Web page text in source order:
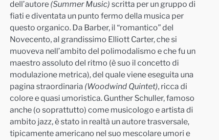
dell’autore (Summer Music) scritta per un gruppo di
fiati e diventata un punto fermo della musica per
questo organico. Da Barber, il “romantico” del
Novecento, al grandissimo Elliott Carter, che si
muoveva nell’ambito del polimodalismo e che fu un
maestro assoluto del ritmo (è suo il concetto di
modulazione metrica), del quale viene eseguita una
pagina straordinaria (Woodwind Quintet), ricca di
colore e quasi umoristica. Gunther Schuller, famoso
anche (o soprattutto) come musicologo e artista di
ambito jazz, è stato in realtà un autore trasversale,
tipicamente americano nel suo mescolare umori e